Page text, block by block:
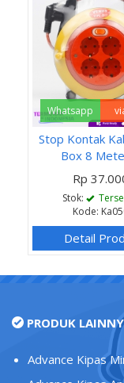
Whatsapp
Stop Kontak
Box 8
Rp
Stok:
Kode:
Detail
PRODUK
Advance Kipas